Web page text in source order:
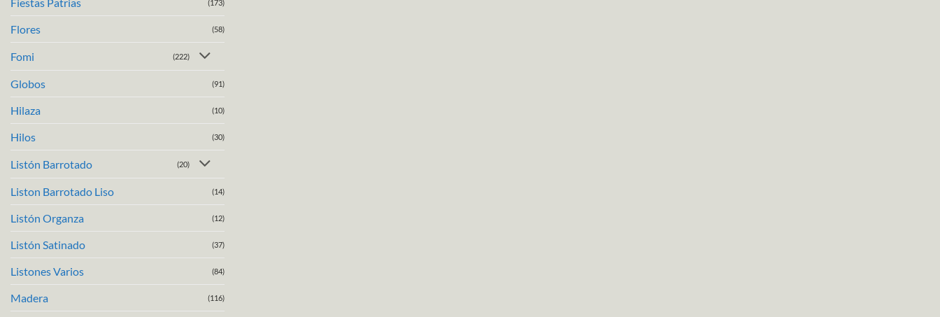
Fiestas Patrias (173)
Flores (58)
Fomi (222)
Globos (91)
Hilaza (10)
Hilos (30)
Listón Barrotado (20)
Liston Barrotado Liso (14)
Listón Organza (12)
Listón Satinado (37)
Listones Varios (84)
Madera (116)